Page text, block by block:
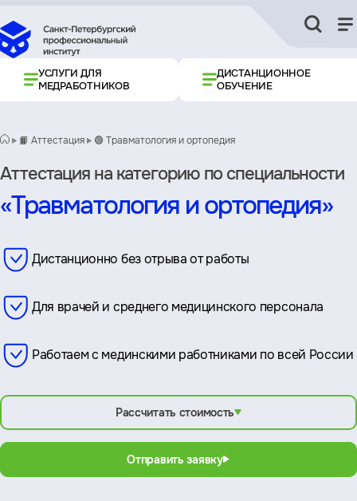
УСЛУГИ ДЛЯ
МЕДРАБОТНИКОВ
ДИСТАНЦИОННОЕ
ОБУЧЕНИЕ
📙 Аттестация 🟢 Травматология и ортопедия
Аттестация на категорию по специальности
«Травматология и ортопедия»
Дистанционно без отрыва от работы
Для врачей и среднего медицинского персонала
Работаем с мединскими работниками по всей России
Рассчитать стоимость
Отправить заявку